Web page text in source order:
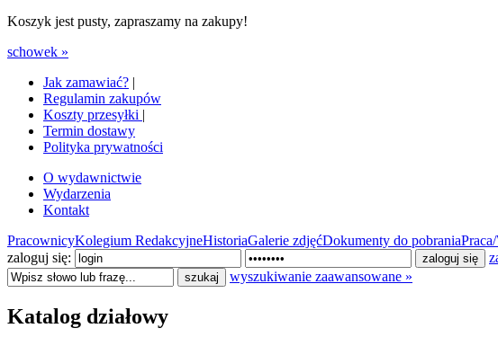
Koszyk jest pusty, zapraszamy na zakupy!
schowek »
Jak zamawiać? |
Regulamin zakupów
Koszty przesyłki |
Termin dostawy
Polityka prywatności
O wydawnictwie
Wydarzenia
Kontakt
PracownicyKolegium RedakcyjneHistoriaGalerie zdjęćDokumenty do pobrania
zaloguj się:
wyszukiwanie zaawansowane »
Katalog działowy